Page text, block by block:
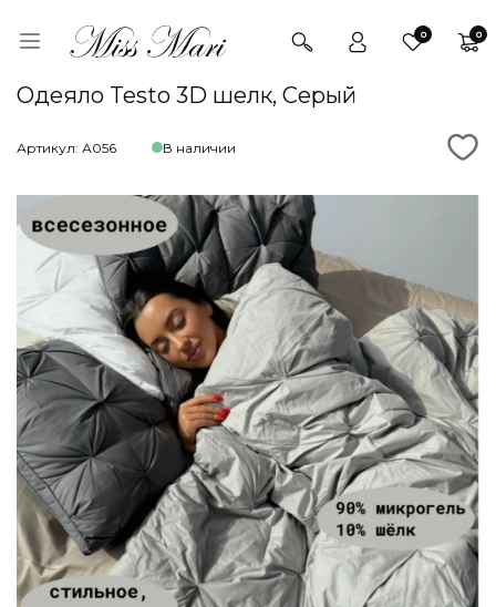
0 0
Одеяло Testo 3D шелк, Серый
Артикул: А056 В наличии